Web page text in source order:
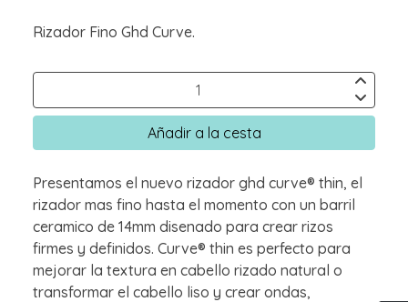
Rizador Fino Ghd Curve.
Añadir a la cesta
Presentamos el nuevo rizador ghd curve® thin, el
rizador mas fino hasta el momento con un barril
ceramico de 14mm disenado para crear rizos
firmes y definidos. Curve® thin es perfecto para
mejorar la textura en cabello rizado natural o
transformar el cabello liso y crear ondas,